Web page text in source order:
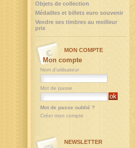
Objets de collection
Médailles et billets euro souvenir
Vendre ses timbres au meilleur
prix
MON COMPTE
Mon compte
Nom d'utilisateur
Mot de passe
Mot de passe oublié ?
Créer mon compte
NEWSLETTER